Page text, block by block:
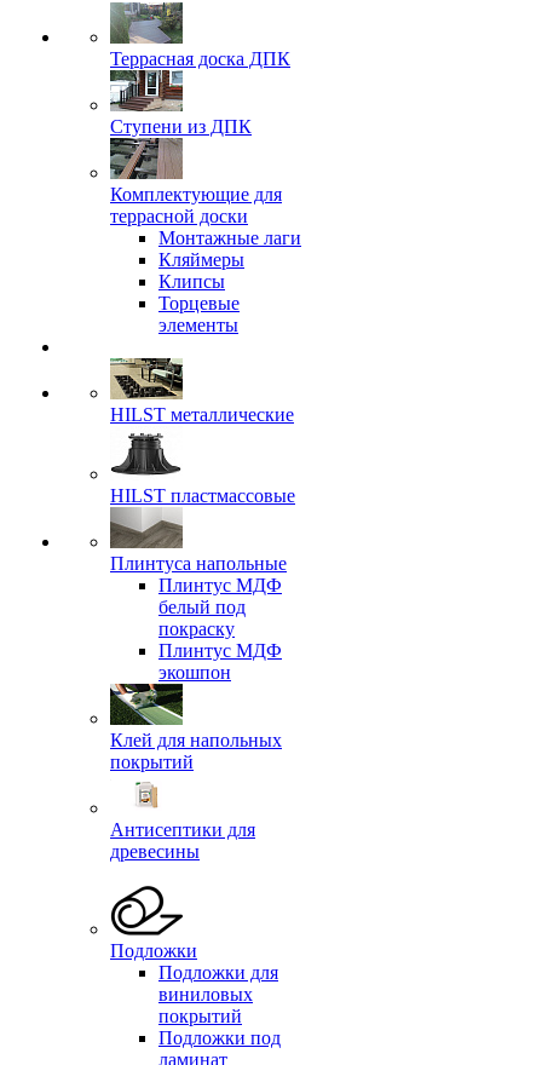
Террасная доска ДПК
Ступени из ДПК
Комплектующие для
террасной доски
Монтажные лаги
Кляймеры
Клипсы
Торцевые
элементы
HILST металлические
HILST пластмассовые
Плинтуса напольные
Плинтус МДФ
белый под
покраску
Плинтус МДФ
экошпон
Клей для напольных
покрытий
Антисептики для
древесины
Подложки
Подложки для
виниловых
покрытий
Подложки под
ламинат